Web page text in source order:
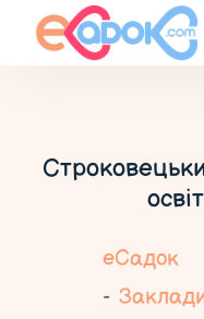
еСадок
Заклади